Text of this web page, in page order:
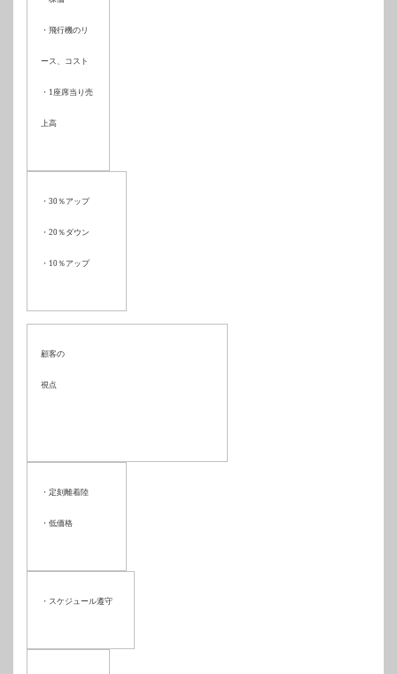
・飛行機のリ
ース、コスト
・ 1 座席当り売
上高
・ 30％アップ
・ 20％ダウン
・ 10％アップ
顧客の
視点
・定刻離着陸
・低価格
・スケジュール遵守